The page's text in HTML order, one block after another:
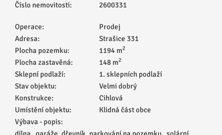
Číslo nemovitosti:
2600331
Operace:
Prodej
Adresa:
Strašice 331
Plocha pozemku:
1194 m2
Plocha zastavěná: 148 m2
Sklepní podlaží:
1. sklepních podlaží
Stav objektu:
Velmi dobrý
Konstrukce:
Cihlová
Umístění objektu:
Klidná část obce
Výbava - popis: